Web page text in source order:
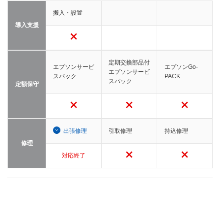
導入支援
搬入・設置
定額保守
エプソンサービ
スパック
定期交換部品付
エプソンサービ
スパック
エプソンGo-
PACK
修理
出張修理 引取修理 持込修理
対応終了